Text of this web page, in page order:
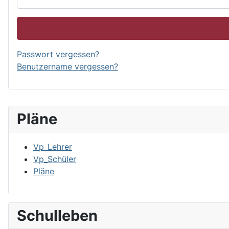
Pläne
Vp_Lehrer
Vp_Schüler
Pläne
Schulleben
Passwort vergessen?
Benutzername vergessen?